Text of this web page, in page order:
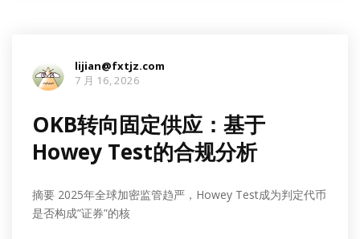
lijian@fxtjz.com
7 月 16, 2026
OKB转向固定供应：基于
Howey Test的合规分析
摘要 2025年全球加密监管趋严，Howey Test成为判定代币
是否构成”证券”的核